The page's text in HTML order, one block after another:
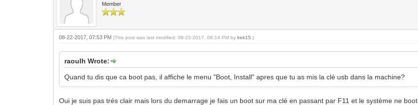
Member
08-22-2017, 07:53 PM(This post was last modified: 08-22-2017, 08:14 PM bykek15 .)
raoulh Wrote:
Quand tu dis que ca boot pas, il affiche le menu "Boot, Install" apres que tu as mis la clé usb dans la machine?
Oui je suis pas trés clair mais lors du demarrage je fais un boot sur ma clé en passant par F11 et le système ne